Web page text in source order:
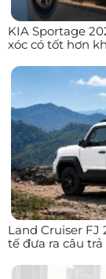
KIA Sportage
xóc có tốt hơn
Land Cruiser FJ
tế đưa ra câu